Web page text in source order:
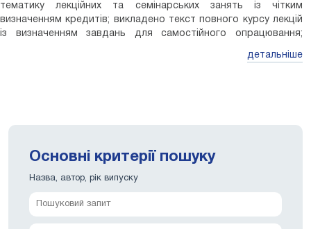
тематику лекційних та семінарських занять із чітким
визначенням кредитів; викладено текст повного курсу лекцій
із визначенням завдань для самостійного опрацювання;
курсу; подано критерії та тести перевірки знань та вмінь
детальніше
Основні критерії пошуку
Назва, автор, рік випуску